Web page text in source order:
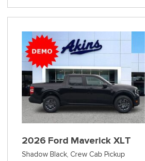
2026 Ford Maverick XLT
Shadow Black, Crew Cab Pickup